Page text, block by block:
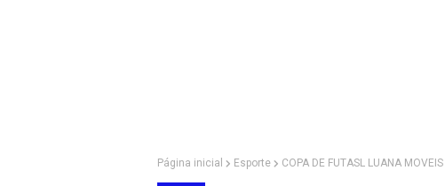
Página inicial Esporte COPA DE FUTASL LUANA